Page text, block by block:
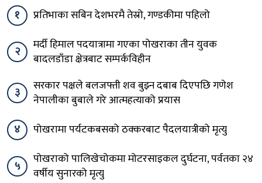
१ प्रतिभाका सबिन देशभरमै तेस्रो, गण्डकीमा पहिलो
२
मर्दी हिमाल पदयात्रामा गएका पोखराका तीन युवक
बादलडाँडा क्षेत्रबाट सम्पर्कविहीन
३
सरकार पक्षले बलजफ्ती शव बुझ्न दबाब दिएपछि गणेश
नेपालीका बुबाले गरे आत्महत्याको प्रयास
४
पोखरामा पर्यटकबसको ठक्करबाट पैदलयात्रीको मृत्यु
५
पोखराको पालिखेचोकमा मोटरसाइकल दुर्घटना, पर्वतका २४
वर्षीय सुनारको मृत्यु